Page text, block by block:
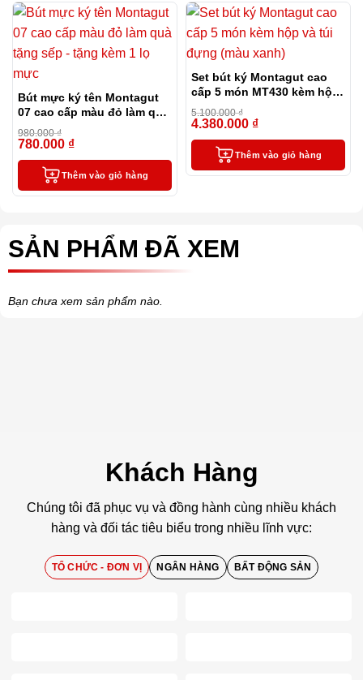
Bút mực ký tên Montagut
07 cao cấp màu đỏ làm quà
tặng sếp – tặng kèm 1 lọ
mực
980.000₫
780.000 ₫
Thêm vào giỏ hàng
Set bút ký Montagut cao
cấp 5 món MT430 kèm hộp
và túi đựng màu xanh
5.100.000₫
4.380.000 ₫
Thêm vào giỏ hàng
SẢN PHẨM ĐÃ XEM
Bạn chưa xem sản phẩm nào.
Khách Hàng
Chúng tôi đã phục vụ và đồng hành cùng nhiều khách
hàng và đối tác tiêu biểu trong nhiều lĩnh vực:
TỔ CHỨC - ĐƠN VỊ NGÂN HÀNG BẤT ĐỘNG SẢN